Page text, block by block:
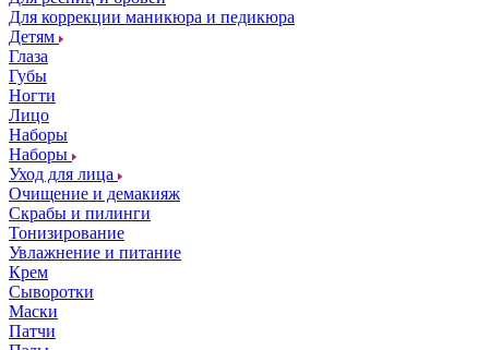
Для коррекции маникюра и педикюра
Детям
Глаза
Губы
Ногти
Лицо
Наборы
Наборы
Уход для лица
Очищение и демакияж
Скрабы и пилинги
Тонизирование
Увлажнение и питание
Крем
Сыворотки
Маски
Патчи